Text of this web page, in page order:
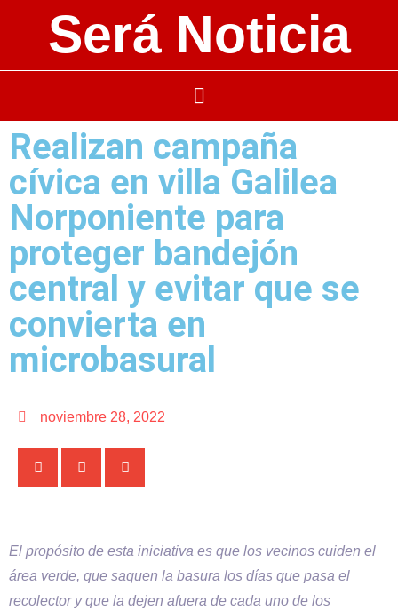
Será Noticia
Realizan campaña
cívica en villa Galilea
Norponiente para
proteger bandejón
central y evitar que se
convierta en
microbasural
noviembre 28, 2022
El propósito de esta iniciativa es que los vecinos cuiden el
área verde, que saquen la basura los días que pasa el
recolector y que la dejen afuera de cada uno de los